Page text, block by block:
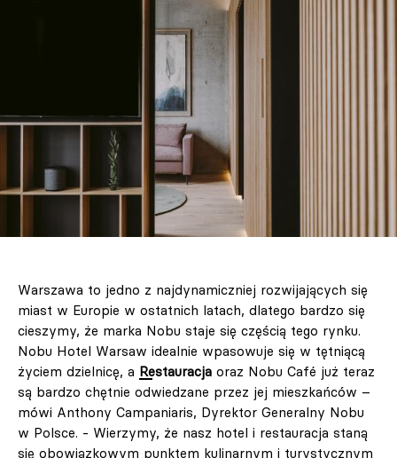
Warszawa to jedno z najdynamiczniej rozwijających się
miast w Europie w ostatnich latach, dlatego bardzo się
cieszymy, że marka Nobu staje się częścią tego rynku.
Nobu Hotel Warsaw idealnie wpasowuje się w tętniącą
życiem dzielnicę, a Restauracja oraz Nobu Café już teraz
są bardzo chętnie odwiedzane przez jej mieszkańców –
mówi Anthony Campaniaris, Dyrektor Generalny Nobu
w Polsce. - Wierzymy, że nasz hotel i restauracja staną
się obowiązkowym punktem kulinarnym i turystycznym